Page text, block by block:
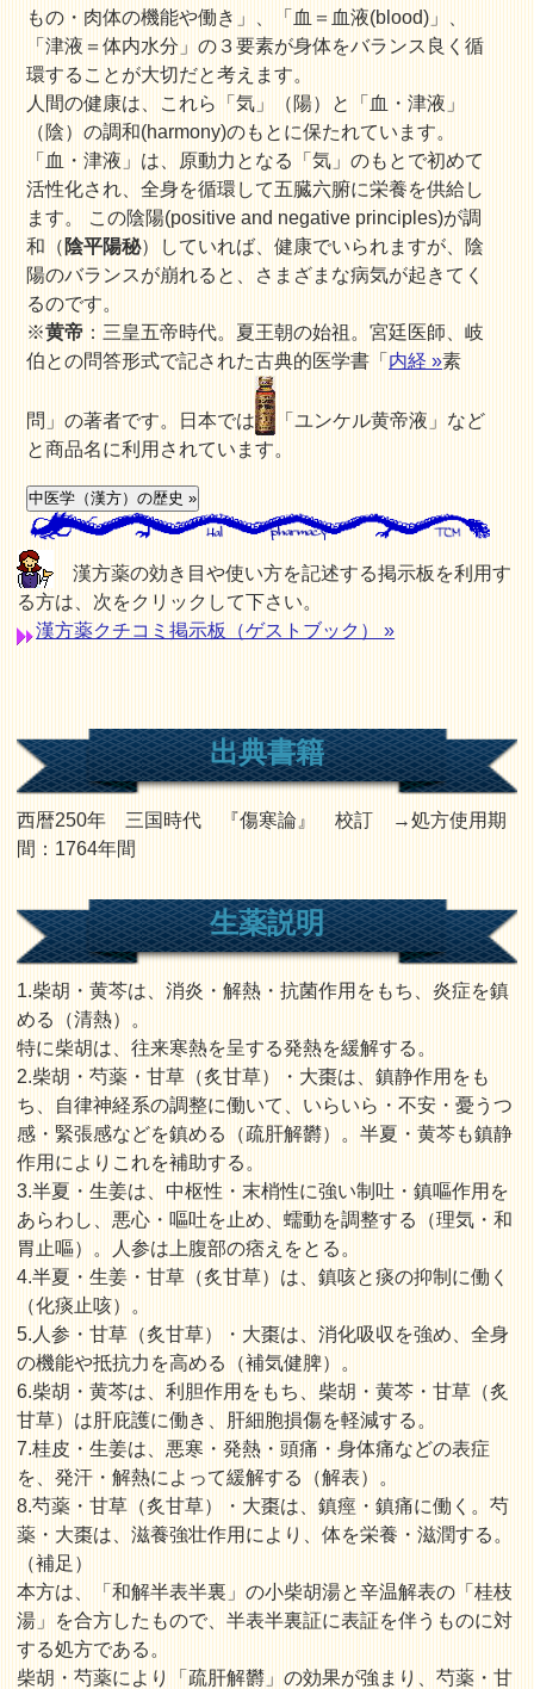
もの・肉体の機能や働き」、「血＝血液(blood)」、
「津液＝体内水分」の３要素が身体をバランス良く循
環することが大切だと考えます。
人間の健康は、これら
「気」（陽） と
「血・津液」
（陰）の調和(harmony)のもとに保たれています。
「血・津液」は、原動力となる「気」のもとで初めて
活性化され、全身を循環して五臓六腑に栄養を供給し
ます。 この陰陽(positive and negative principles)が調
和（ 陰平陽秘）していれば、健康でいられますが、陰
陽のバランスが崩れると、さまざまな病気が起きてく
るのです。
※黄帝 ：三皇五帝時代。夏王朝の始祖。宮廷医師、岐
伯との問答形式で記された古典的医学書「 内経 »素
問」の著者です。日本では
「ユンケル黄帝液」など
と商品名に利用されています。
漢方薬の効き目や使い方を記述する掲示板を利用す
る方は、次をクリックして下さい。
漢方薬クチコミ掲示板（ゲストブック） »
出典書籍
西暦250年 三国時代 『傷寒論』 校訂 →処方使用期
間：1764年間
生薬説明
1.柴胡・黄芩は、消炎・解熱・抗菌作用をもち、炎症を鎮
める（清熱）。
特に柴胡は、往来寒熱を呈する発熱を緩解する。
2.柴胡・芍薬・甘草（炙甘草）・大棗は、鎮静作用をも
ち、自律神経系の調整に働いて、いらいら・不安・憂うつ
感・緊張感などを鎮める（疏肝解欝）。半夏・黄芩も鎮静
作用によりこれを補助する。
3.半夏・生姜は、中枢性・末梢性に強い制吐・鎮嘔作用を
あらわし、悪心・嘔吐を止め、蠕動を調整する（理気・和
胃止嘔）。人参は上腹部の痞えをとる。
4.半夏・生姜・甘草（炙甘草）は、鎮咳と痰の抑制に働く
（化痰止咳）。
5.人参・甘草（炙甘草）・大棗は、消化吸収を強め、全身
の機能や抵抗力を高める（補気健脾）。
6.柴胡・黄芩は、利胆作用をもち、柴胡・黄芩・甘草（炙
甘草）は肝庇護に働き、肝細胞損傷を軽減する。
7.桂皮・生姜は、悪寒・発熱・頭痛・身体痛などの表症
を、発汗・解熱によって緩解する（解表）。
8.芍薬・甘草（炙甘草）・大棗は、鎮痙・鎮痛に働く。芍
薬・大棗は、滋養強壮作用により、体を栄養・滋潤する。
（補足）
本方は、「和解半表半裏」の小柴胡湯と辛温解表の「桂枝
湯」を合方したもので、半表半裏証に表証を伴うものに対
する処方である。
柴胡・芍薬により「疏肝解欝」の効果が強まり、芍薬・甘